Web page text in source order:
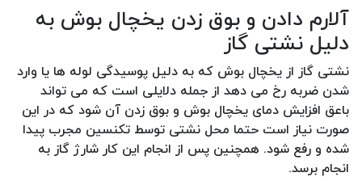
آلارم دادن و بوق زدن یخچال بوش به
دلیل نشتی گاز
نشتی گاز از یخچال بوش که به دلیل پوسیدگی لوله ها یا وارد
شدن ضربه رخ می دهد از جمله دلایلی است که می تواند
باعق افزایش دمای یخچال بوش و بوق زدن آن شود که در این
صورت نیاز است حتما محل نشتی توسط تکنسین مجرب پیدا
شده و رفع شود. همچنین پس از انجام این کار شارژ گاز به
انجام برسد.